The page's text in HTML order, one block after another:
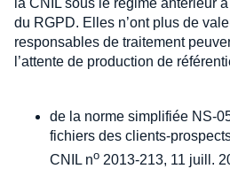
la CNIL sous le régime antérieur
du RGPD. Elles n’ont plus de
responsables de traitement
l’attente de production de
de la norme simplifiée NS-
fichiers des clients-
CNIL no 2013-213, 11 juill.